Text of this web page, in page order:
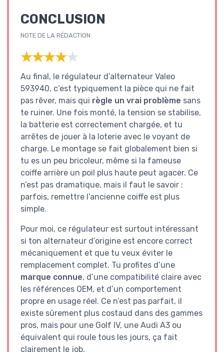
CONCLUSION
NOTE DE LA RÉDACTION
★★★★★
★★★★★
Au final, le régulateur d’alternateur Valeo
593940, c’est typiquement la pièce qui ne fait
pas rêver, mais qui règle un vrai problème sans
te ruiner. Une fois monté, la tension se stabilise,
la batterie est correctement chargée, et tu
arrêtes de jouer à la loterie avec le voyant de
charge. Le montage se fait globalement bien si
tu es un peu bricoleur, même si la fameuse
coiffe arrière un poil plus haute peut agacer. Ce
n’est pas dramatique, mais il faut le savoir :
parfois, remettre l’ancienne coiffe est plus
simple.
Pour moi, ce régulateur est surtout intéressant
si ton alternateur d’origine est encore correct
mécaniquement et que tu veux éviter le
remplacement complet. Tu profites d’une
marque connue, d’une compatibilité claire avec
les références OEM, et d’un comportement
propre en usage réel. Ce n’est pas parfait, il
existe sûrement plus costaud dans des gammes
pros, mais pour une Golf IV, une Audi A3 ou
équivalent qui roule tous les jours, ça fait
clairement le job.